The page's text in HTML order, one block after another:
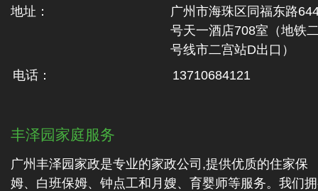
地址：
广州市海珠区同福东路
号天一酒店708室（地铁‬
号线市二‬宫站D出口）
电话：
13710684121
丰泽园家庭服务
广州丰泽园家政是专业的家政公司,提供优质的住家保
姆、白班保姆、钟点工和月嫂、育婴师等服务。我们